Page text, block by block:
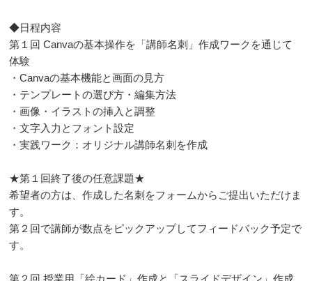
◆日程内容
第１回 Canvaの基本操作を「講師名刺」作成ワークを通じて
体験
・Canvaの基本機能と画面の見方
・テンプレートの選び方・編集方法
・画像・イラストの挿入と調整
・文字入力とフォント設定
・実践ワーク：オリジナル講師名刺を作成
★第１回終了後の任意課題★
希望者の方は、作成した名刺をフォームからご提出いただけま
す。
第２回で講師が数点をピックアップしてフィードバック予定で
す。
第２回 授業用「絵カード」作成と「スライドデザイン」作成